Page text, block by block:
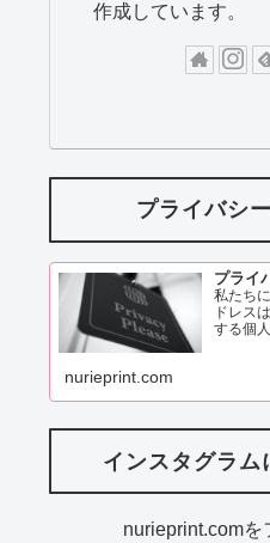
作成しています。
プライバシ
プライ
私たち
ドレス
する個
表示さ
nurieprint.com
インスタグラム
nurieprint.comを